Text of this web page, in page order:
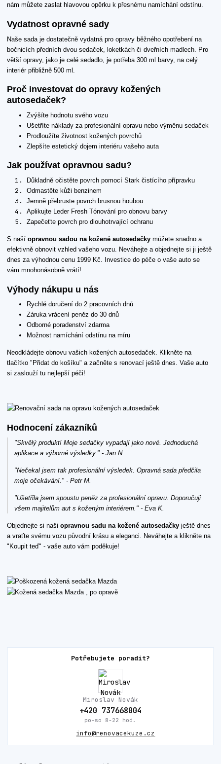
nám můžete zaslat hlavovou opěrku k přesnému namíchání odstínu.
Vydatnost opravné sady
Naše sada je dostatečně vydatná pro opravy běžného opotřebení na
bočnicích předních dvou sedaček, loketkách či dveřních madlech. Pro
větší opravy, jako je celé sedadlo, je potřeba 300 ml barvy, na celý
interiér přibližně 500 ml.
Proč investovat do opravy kožených
autosedaček?
Zvýšíte hodnotu svého vozu
Ušetříte náklady za profesionální opravu nebo výměnu sedaček
Prodloužíte životnost kožených povrchů
Zlepšíte estetický dojem interiéru vašeho auta
Jak používat opravnou sadu?
Důkladně očistěte povrch pomocí Stark čistícího přípravku
Odmastěte kůži benzinem
Jemně přebruste povrch brusnou houbou
Aplikujte Leder Fresh Tónování pro obnovu barvy
Zapečeťte povrch pro dlouhotrvající ochranu
S naší opravnou sadou na kožené autosedačky můžete snadno a
efektivně obnovit vzhled vašeho vozu. Neváhejte a objednejte si ji ještě
dnes za výhodnou cenu 1999 Kč. Investice do péče o vaše auto se
vám mnohonásobně vrátí!
Výhody nákupu u nás
Rychlé doručení do 2 pracovních dnů
Záruka vrácení peněz do 30 dnů
Odborné poradenství zdarma
Možnost namíchání odstínu na míru
Neodkládejte obnovu vašich kožených autosedaček. Klikněte na
tlačítko "Přidat do košíku" a začněte s renovací ještě dnes. Vaše auto
si zaslouží tu nejlepší péči!
Hodnocení zákazníků
"Skvělý produkt! Moje sedačky vypadají jako nové. Jednoduchá
aplikace a výborné výsledky." - Jan N.
"Nečekal jsem tak profesionální výsledek. Opravná sada předčila
moje očekávání." - Petr M.
"Ušetřila jsem spoustu peněz za profesionální opravu. Doporučuji
všem majitelům aut s koženým interiérem." - Eva K.
Objednejte si naši opravnou sadu na kožené autosedačky ještě dnes
a vraťte svému vozu původní krásu a eleganci. Neváhejte a klikněte na
"Koupit teď" - vaše auto vám poděkuje!
Potřebujete poradit?
Miroslav Novák
+420 737668004
po-so 8-22 hod.
info@renovacekuze.cz